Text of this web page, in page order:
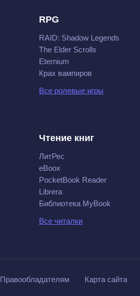
RPG
RAID: Shadow Legends
The Elder Scrolls
Eternium
Крах вампиров
Все ролевые игры
Чтение книг
ЛитРес
eBoox
PocketBook Reader
Librera
Библиотека MyBook
Все читалки
Правообладателям Карта сайта